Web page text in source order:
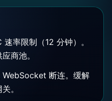
率限制（12 分钟）。
商池。
断连。缓解
。